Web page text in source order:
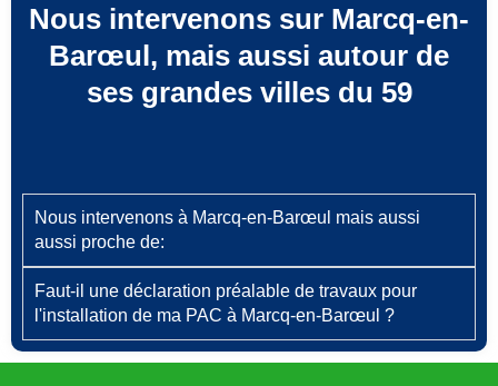
Nous intervenons sur Marcq-en-
Barœul, mais aussi autour de
ses grandes villes du 59
Nous intervenons à Marcq-en-Barœul mais aussi
aussi proche de:
Faut‑il une déclaration préalable de travaux pour
l'installation de ma PAC à Marcq-en-Barœul ?